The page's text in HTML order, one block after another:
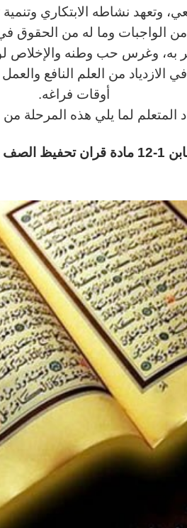
وتعهد نشاطه الابتكاري
من الواجبات وما له من
به، وغرس حب وطنه والإخلاص
الازدياد من العلم النافع
أوقات فراغه.
المتعلم لما يلي هذه المرحلة
تحضير فواز الحربي درس التغابن 1-12